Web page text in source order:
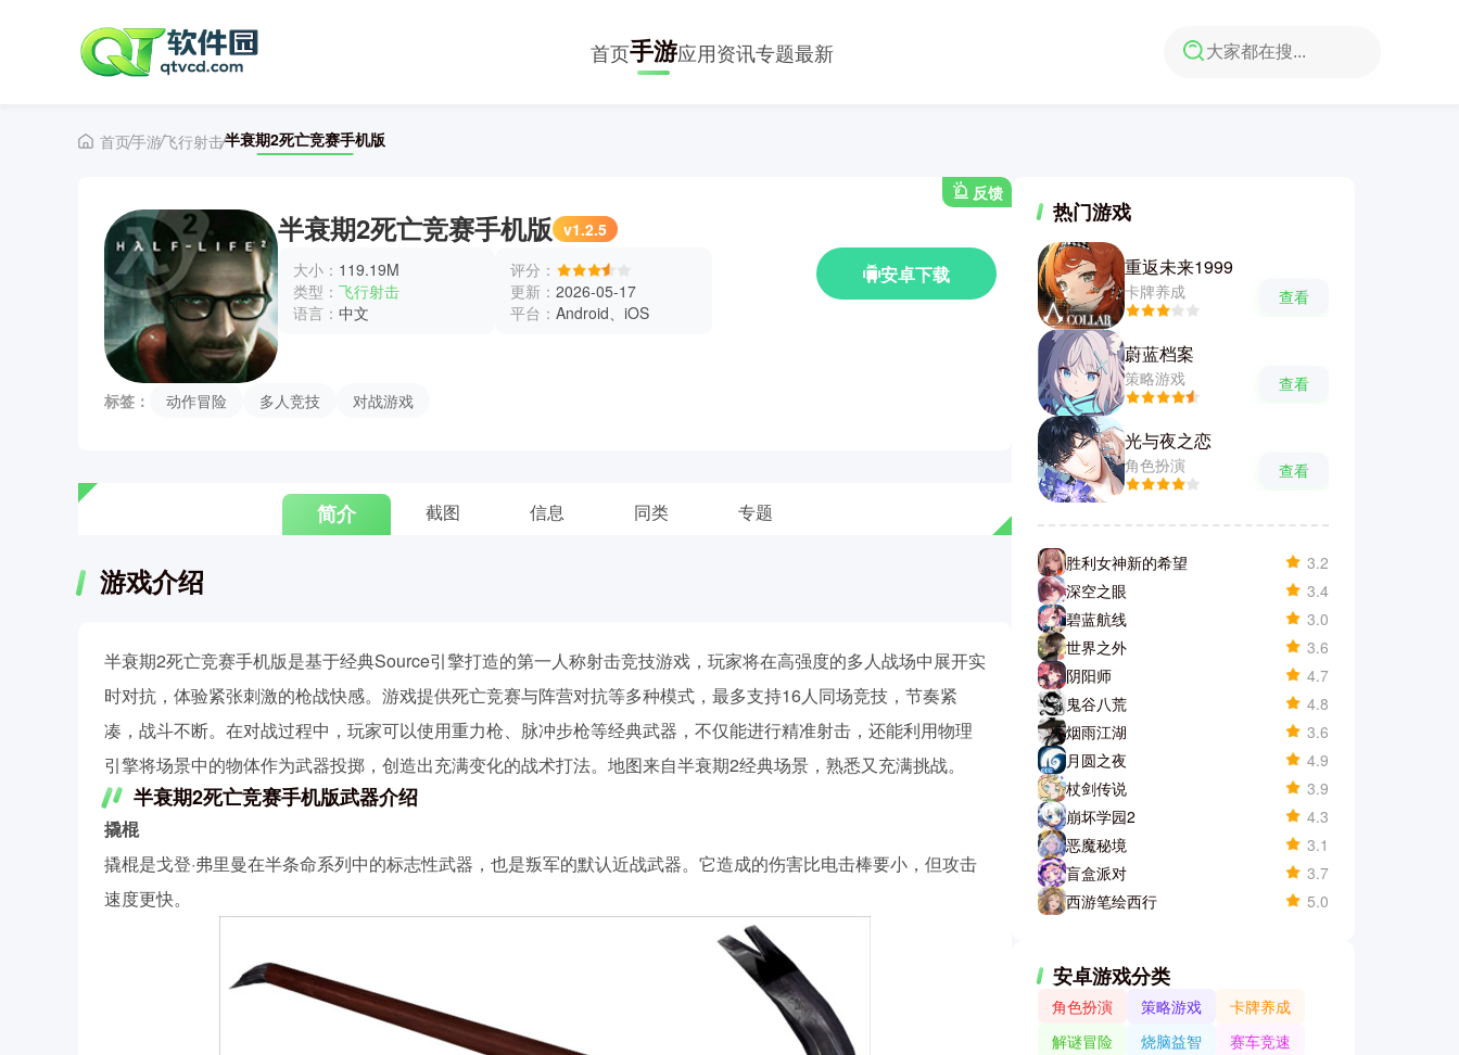
首页手游应用资讯专题最新
首页手游飞行射击半衰期2死亡竞赛手机版
反馈
半衰期2死亡竞赛手机版 v1.2.5
大小： 119.19M
类型： 飞行射击
语言： 中文
评分：
更新： 2026-05-17
平台： Android、iOS
安卓下载
标签： 动作冒险 多人竞技 对战游戏
简介 截图 信息 同类 专题
游戏介绍
半衰期2死亡竞赛手机版是基于经典Source引擎打造的第一人称射击竞技游戏，玩家将在高强度的多人战场中展开实
时对抗，体验紧张刺激的枪战快感。游戏提供死亡竞赛与阵营对抗等多种模式，最多支持16人同场竞技，节奏紧
凑，战斗不断。在对战过程中，玩家可以使用重力枪、脉冲步枪等经典武器，不仅能进行精准射击，还能利用物理
引擎将场景中的物体作为武器投掷，创造出充满变化的战术打法。地图来自半衰期2经典场景，熟悉又充满挑战。
半衰期2死亡竞赛手机版武器介绍
撬棍
撬棍是戈登·弗里曼在半条命系列中的标志性武器，也是叛军的默认近战武器。它造成的伤害比电击棒要小，但攻击
速度更快。
热门游戏
重返未来1999
卡牌养成 查看
蔚蓝档案
策略游戏 查看
光与夜之恋
角色扮演 查看
胜利女神新的希望
3.2
深空之眼
3.4
碧蓝航线
3.0
世界之外
3.6
阴阳师
4.7
鬼谷八荒
4.8
烟雨江湖
3.6
月圆之夜
4.9
杖剑传说
3.9
崩坏学园2
4.3
恶魔秘境
3.1
盲盒派对
3.7
西游笔绘西行
5.0
安卓游戏分类
角色扮演 策略游戏
卡牌养成
解谜冒险
烧脑益智
赛车竞速